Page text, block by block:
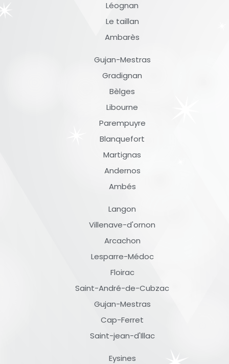
Léognan
Le taillan
Ambarès
Gujan-Mestras
Gradignan
Bèlges
Libourne
Parempuyre
Blanquefort
Martignas
Andernos
Ambés
Langon
Villenave-d'ornon
Arcachon
Lesparre-Médoc
Floirac
Saint-André-de-Cubzac
Gujan-Mestras
Cap-Ferret
Saint-jean-d'Illac
Eysines